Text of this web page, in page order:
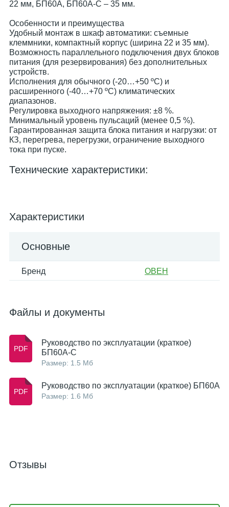
22 мм, БП60А, БП60А-С – 35 мм.
Особенности и преимущества
Удобный монтаж в шкаф автоматики: съемные
клеммники, компактный корпус (ширина 22 и 35 мм).
Возможность параллельного подключения двух блоков
питания (для резервирования) без дополнительных
устройств.
Исполнения для обычного (-20…+50 ºС) и
расширенного (-40…+70 ºС) климатических
диапазонов.
Регулировка выходного напряжения: ±8 %.
Минимальный уровень пульсаций (менее 0,5 %).
Гарантированная защита блока питания и нагрузки: от
КЗ, перегрева, перегрузки, ограничение выходного
тока при пуске.
Технические характеристики:
Характеристики
Основные
Бренд ОВЕН
Файлы и документы
Руководство по эксплуатации (краткое)
БП60А-С
Размер: 1.5 Мб
Руководство по эксплуатации (краткое) БП60А
Размер: 1.6 Мб
Отзывы